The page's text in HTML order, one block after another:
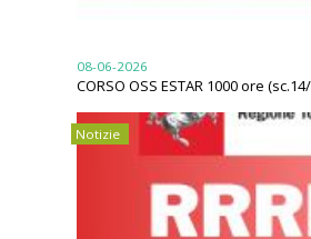
08-06-2026
CORSO OSS ESTAR 1000 ore
Notizie